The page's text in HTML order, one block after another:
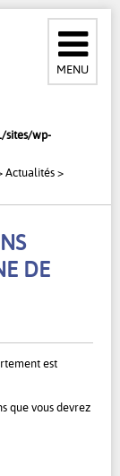
MENU
sites/wp-
Actualités>
DE
est
que vous devrez